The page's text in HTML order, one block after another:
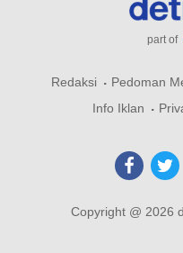
part of
Redaksi Pedoman
Info Iklan
Copyright @ 2026